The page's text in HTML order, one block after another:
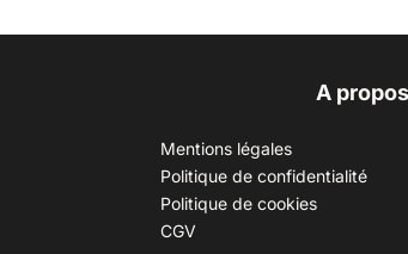
A propos
Mentions légales
Politique de confidentialité
Politique de cookies
CGV